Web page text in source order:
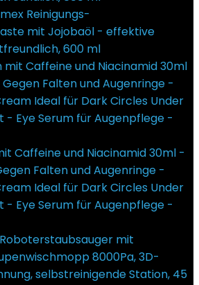
Reinigungs-
mit Jojobaöl - effektive
600 ml
Caffeine und Niacinamid 30ml -
Falten und Augenringe -
Ideal für Dark Circles Under
- Eye Serum für Augenpflege -